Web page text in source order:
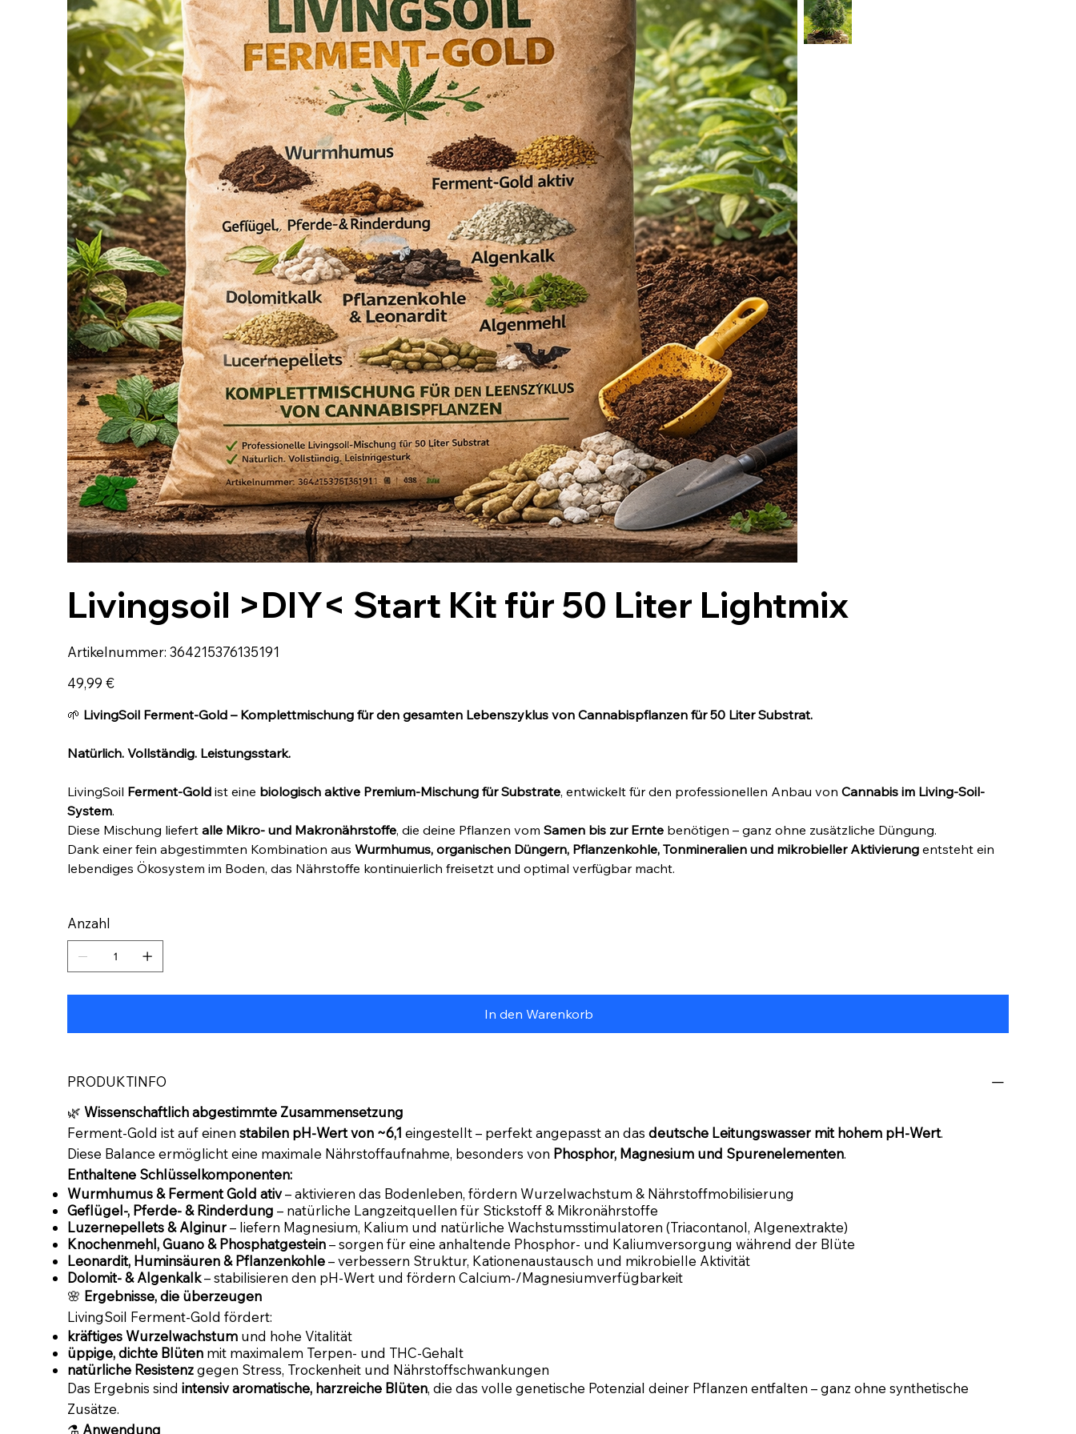
Livingsoil >DIY< Start Kit für 50 Liter Lightmix
Artikelnummer: Artikelnummer:
364215376135191
364215376135191
Preis
49,99 €
🌱 LivingSoil Ferment-Gold – Komplettmischung für den gesamten Lebenszyklus von Cannabispflanzen für 50 Liter Substrat.
Natürlich. Vollständig. Leistungsstark.
LivingSoil Ferment-Gold ist eine biologisch aktive Premium-Mischung für Substrate, entwickelt für den professionellen Anbau von Cannabis im Living-Soil-
System.
Diese Mischung liefert alle Mikro- und Makronährstoffe, die deine Pflanzen vom Samen bis zur Ernte benötigen – ganz ohne zusätzliche Düngung.
Dank einer fein abgestimmten Kombination aus Wurmhumus, organischen Düngern, Pflanzenkohle, Tonmineralien und mikrobieller Aktivierung entsteht ein
lebendiges Ökosystem im Boden, das Nährstoffe kontinuierlich freisetzt und optimal verfügbar macht.
Anzahl
In den Warenkorb
PRODUKTINFO
🌿 Wissenschaftlich abgestimmte Zusammensetzung
Ferment-Gold ist auf einen stabilen pH-Wert von ~6,1 eingestellt – perfekt angepasst an das deutsche Leitungswasser mit hohem pH-Wert.
Diese Balance ermöglicht eine maximale Nährstoffaufnahme, besonders von Phosphor, Magnesium und Spurenelementen.
Enthaltene Schlüsselkomponenten:
Wurmhumus & Ferment Gold ativ– aktivieren das Bodenleben, fördern Wurzelwachstum & Nährstoffmobilisierung
Geflügel-, Pferde- & Rinderdung – natürliche Langzeitquellen für Stickstoff & Mikronährstoffe
Luzernepellets & Alginur– liefern Magnesium, Kalium und natürliche Wachstumsstimulatoren (Triacontanol, Algenextrakte)
Knochenmehl, Guano & Phosphatgestein– sorgen für eine anhaltende Phosphor- und Kaliumversorgung während der Blüte
Leonardit, Huminsäuren & Pflanzenkohle– verbessern Struktur, Kationenaustausch und mikrobielle Aktivität
Dolomit- & Algenkalk– stabilisieren den pH-Wert und fördern Calcium-/Magnesiumverfügbarkeit
🌸 Ergebnisse, die überzeugen
LivingSoil Ferment-Gold fördert:
kräftiges Wurzelwachstum und hohe Vitalität
üppige, dichte Blüten mit maximalem Terpen- und THC-Gehalt
natürliche Resistenzgegen Stress, Trockenheit und Nährstoffschwankungen
Das Ergebnis sind intensiv aromatische, harzreiche Blüten, die das volle genetische Potenzial deiner Pflanzen entfalten – ganz ohne synthetische
Zusätze.
⚗️ Anwendung